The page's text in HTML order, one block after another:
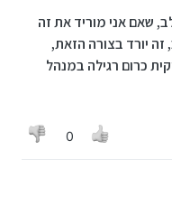
שאם אני מוריד את זה
יורד בצורה הזאת,
כרום רגילה במנהל
0